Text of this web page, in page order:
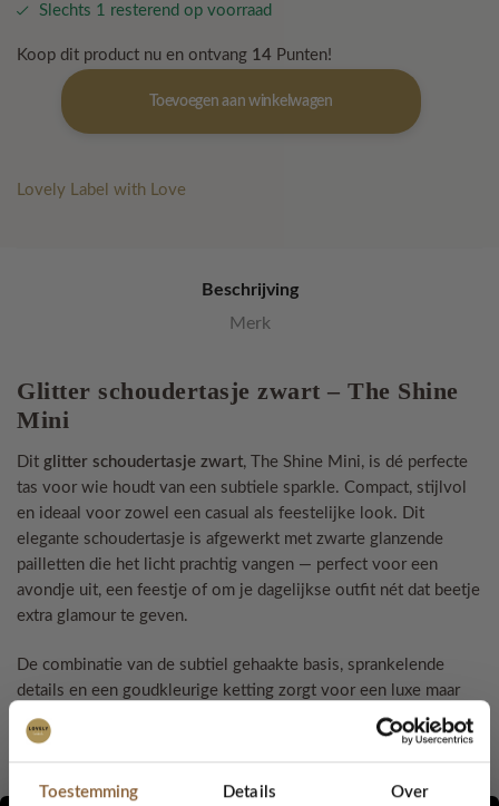
Toestemming Details Over
Slechts 1 resterend op voorraad
Koop dit product nu en ontvang 14 Punten!
schoudertasje
The
Toevoegen aan winkelwagen
Lovely Label with Love
Beschrijving
Merk
Glitter schoudertasje zwart – The Shine
Mini
Dit glitter schoudertasje zwart, The Shine Mini, is dé perfecte
tas voor wie houdt van een subtiele sparkle. Compact, stijlvol
en ideaal voor zowel een casual als feestelijke look. Dit
elegante schoudertasje is afgewerkt met zwarte glanzende
pailletten die het licht prachtig vangen — perfect voor een
avondje uit, een feestje of om je dagelijkse outfit nét dat beetje
extra glamour te geven.
De combinatie van de subtiel gehaakte basis, sprankelende
details en een goudkleurige ketting zorgt voor een luxe maar
speelse uitstraling.
Dankzij het compacte formaat neem je gemakkelijk je
essentials mee, zoals je telefoon, pasjes en lipgloss — stijlvol